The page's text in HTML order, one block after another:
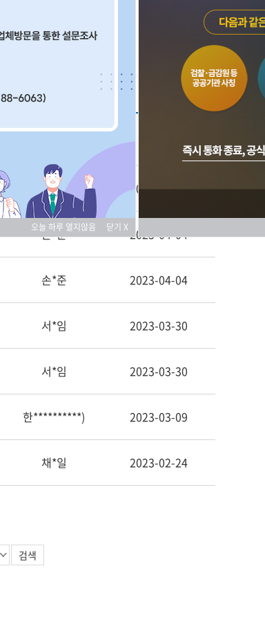
경영지도 멘토링사업 신청
채*일 2023-07-25
손*준 2023-04-04
손*준 2023-04-04
서*임 2023-03-30
서*임 2023-03-30
한**********) 2023-03-09
채*일 2023-02-24
오늘 하루 열지않음 닫기 X